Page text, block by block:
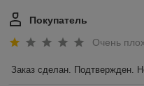
Покупатель
Очень
Заказ сделан. Подтвержден.